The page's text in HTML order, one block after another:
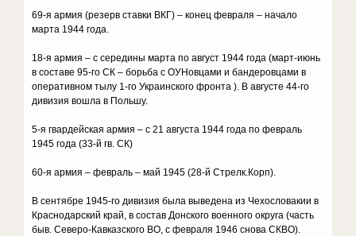
69-я армия (резерв ставки ВКГ) – конец февраля – начало
марта 1944 года.
18-я армия – с середины марта по август 1944 года (март-июнь
в составе 95-го СК – борьба с ОУНовцами и бандеровцами в
оперативном тылу 1-го Украинского фронта ). В августе 44-го
дивизия вошла в Польшу.
5-я гвардейская армия – с 21 августа 1944 года по февраль
1945 года (33-й гв. СК)
60-я армия – февраль – май 1945 (28-й Стрелк.Корп).
В сентябре 1945-го дивизия была выведена из Чехословакии в
Краснодарский край, в состав Донского военного округа (часть
быв. Северо-Кавказского ВО, с февраля 1946 снова СКВО).